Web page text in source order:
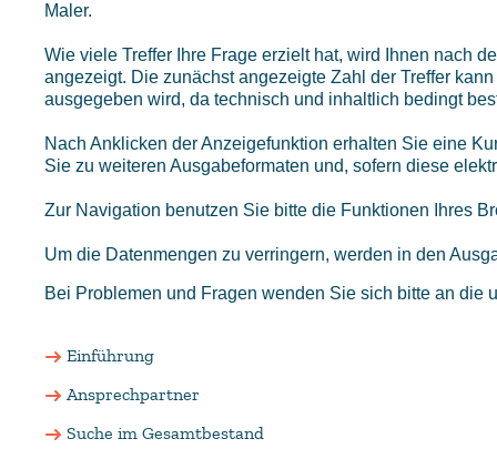
Maler.
Wie viele Treffer Ihre Frage erzielt hat, wird Ihnen nach
angezeigt. Die zunächst angezeigte Zahl der Treffer
ausgegeben wird, da technisch und inhaltlich bedingt
Nach Anklicken der Anzeigefunktion erhalten Sie eine
Sie zu weiteren Ausgabeformaten und, sofern diese
Zur Navigation benutzen Sie bitte die Funktionen Ihres
Um die Datenmengen zu verringern, werden in den
Bei Problemen und Fragen wenden Sie sich bitte an die
Einführung
Ansprechpartner
Suche im Gesamtbestand